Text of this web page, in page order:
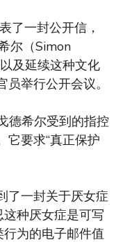
了一封公开信，
尔（Simon
及延续这种文化
举行公开会议。
德希尔受到的指控
它要求“真正保护
了一封关于厌女症
种厌女症是可写
为的电子邮件值